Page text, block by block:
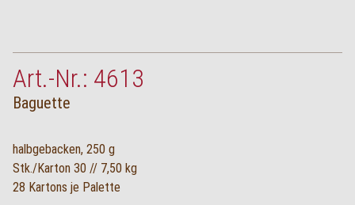
Art.-Nr.: 4613
Baguette
halbgebacken, 250 g
Stk./Karton 30 // 7,50 kg
28 Kartons je Palette